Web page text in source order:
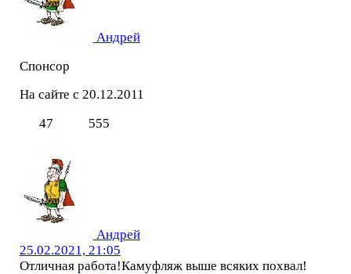
Андрей
Спонсор
На сайте с 20.12.2011
47
555
Андрей
25.02.2021, 21:05
Отличная работа!Камуфляж выше всяких похвал!